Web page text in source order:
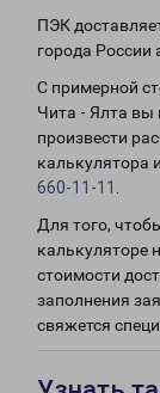
ПЭК
города
С примерной
Чита - Ялта вы
произвести
калькулятора
660-11-11
Для того,
калькуляторе
стоимости
заполнения
свяжется